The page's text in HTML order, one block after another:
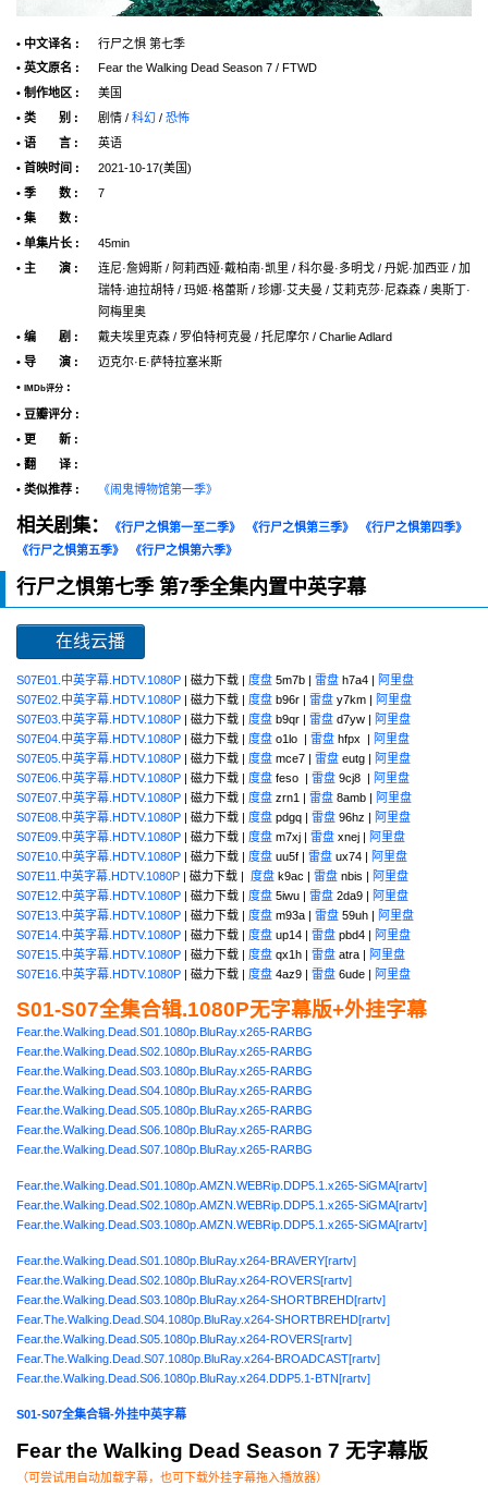
• 中文译名 :
行尸之惧 第七季
• 英文原名 :
Fear the Walking Dead Season 7 / FTWD
• 制作地区 :
美国
• 类 别 :
剧情 / 科幻 / 恐怖
• 语 言 :
英语
• 首映时间 :
2021-10-17(美国)
• 季 数 :
7
• 集 数 :
• 单集片长 :
45min
• 主 演 :
连尼·詹姆斯 / 阿莉西娅·戴柏南·凯里 / 科尔曼·多明戈 / 丹妮·加西亚 / 加
瑞特·迪拉胡特 / 玛姬·格蕾斯 / 珍娜·艾夫曼 / 艾莉克莎·尼森森 / 奥斯丁·
阿梅里奥
• 编 剧 :
戴夫埃里克森 / 罗伯特柯克曼 / 托尼摩尔 / Charlie Adlard
• 导 演 :
迈克尔·E·萨特拉塞米斯
• IMDb评分 :
• 豆瓣评分 :
• 更 新 :
• 翻 译 :
• 类似推荐 :
《闹鬼博物馆第一季》
相关剧集： 《行尸之惧第一至二季》 《行尸之惧第三季》
《行尸之惧第四季》
《行尸之惧第五季》
《行尸之惧第六季》
行尸之惧第七季 第7季全集内置中英字幕
在线云播
S07E01.中英字幕.HDTV.1080P | 磁力下载 | 度盘 5m7b | 雷盘 h7a4 | 阿里盘
S07E02.中英字幕.HDTV.1080P | 磁力下载 | 度盘 b96r | 雷盘 y7km | 阿里盘
S07E03.中英字幕.HDTV.1080P | 磁力下载 | 度盘 b9qr | 雷盘 d7yw | 阿里盘
S07E04.中英字幕.HDTV.1080P | 磁力下载 | 度盘 o1lo | 雷盘 hfpx | 阿里盘
S07E05.中英字幕.HDTV.1080P | 磁力下载 | 度盘 mce7 | 雷盘 eutg | 阿里盘
S07E06.中英字幕.HDTV.1080P | 磁力下载 | 度盘 feso | 雷盘 9cj8 | 阿里盘
S07E07.中英字幕.HDTV.1080P | 磁力下载 | 度盘 zrn1 | 雷盘 8amb | 阿里盘
S07E08.中英字幕.HDTV.1080P | 磁力下载 | 度盘 pdgq | 雷盘 96hz | 阿里盘
S07E09.中英字幕.HDTV.1080P | 磁力下载 | 度盘 m7xj | 雷盘 xnej | 阿里盘
S07E10.中英字幕.HDTV.1080P | 磁力下载 | 度盘 uu5f | 雷盘 ux74 | 阿里盘
S07E11.中英字幕.HDTV.1080P | 磁力下载 | 度盘 k9ac | 雷盘 nbis | 阿里盘
S07E12.中英字幕.HDTV.1080P | 磁力下载 | 度盘 5iwu | 雷盘 2da9 | 阿里盘
S07E13.中英字幕.HDTV.1080P | 磁力下载 | 度盘 m93a | 雷盘 59uh | 阿里盘
S07E14.中英字幕.HDTV.1080P | 磁力下载 | 度盘 up14 | 雷盘 pbd4 | 阿里盘
S07E15.中英字幕.HDTV.1080P | 磁力下载 | 度盘 qx1h | 雷盘 atra | 阿里盘
S07E16.中英字幕.HDTV.1080P | 磁力下载 | 度盘 4az9 | 雷盘 6ude | 阿里盘
S01-S07全集合辑.1080P无字幕版+外挂字幕
Fear.the.Walking.Dead.S01.1080p.BluRay.x265-RARBG
Fear.the.Walking.Dead.S02.1080p.BluRay.x265-RARBG
Fear.the.Walking.Dead.S03.1080p.BluRay.x265-RARBG
Fear.the.Walking.Dead.S04.1080p.BluRay.x265-RARBG
Fear.the.Walking.Dead.S05.1080p.BluRay.x265-RARBG
Fear.the.Walking.Dead.S06.1080p.BluRay.x265-RARBG
Fear.the.Walking.Dead.S07.1080p.BluRay.x265-RARBG
Fear.the.Walking.Dead.S01.1080p.AMZN.WEBRip.DDP5.1.x265-SiGMA[rartv]
Fear.the.Walking.Dead.S02.1080p.AMZN.WEBRip.DDP5.1.x265-SiGMA[rartv]
Fear.the.Walking.Dead.S03.1080p.AMZN.WEBRip.DDP5.1.x265-SiGMA[rartv]
Fear.the.Walking.Dead.S01.1080p.BluRay.x264-BRAVERY[rartv]
Fear.the.Walking.Dead.S02.1080p.BluRay.x264-ROVERS[rartv]
Fear.the.Walking.Dead.S03.1080p.BluRay.x264-SHORTBREHD[rartv]
Fear.The.Walking.Dead.S04.1080p.BluRay.x264-SHORTBREHD[rartv]
Fear.the.Walking.Dead.S05.1080p.BluRay.x264-ROVERS[rartv]
Fear.The.Walking.Dead.S07.1080p.BluRay.x264-BROADCAST[rartv]
Fear.the.Walking.Dead.S06.1080p.BluRay.x264.DDP5.1-BTN[rartv]
S01-S07全集合辑-外挂中英字幕
Fear the Walking Dead Season 7 无字幕版
（可尝试用自动加载字幕，也可下载外挂字幕拖入播放器）